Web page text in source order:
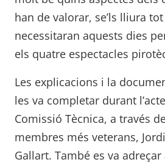
han de valorar, se’ls lliura
necessitaran aquests dies
els quatre espectacles
Les explicacions i la
les va completar durant
Comissió Tècnica, a través
membres més veterans,
Gallart. També es va